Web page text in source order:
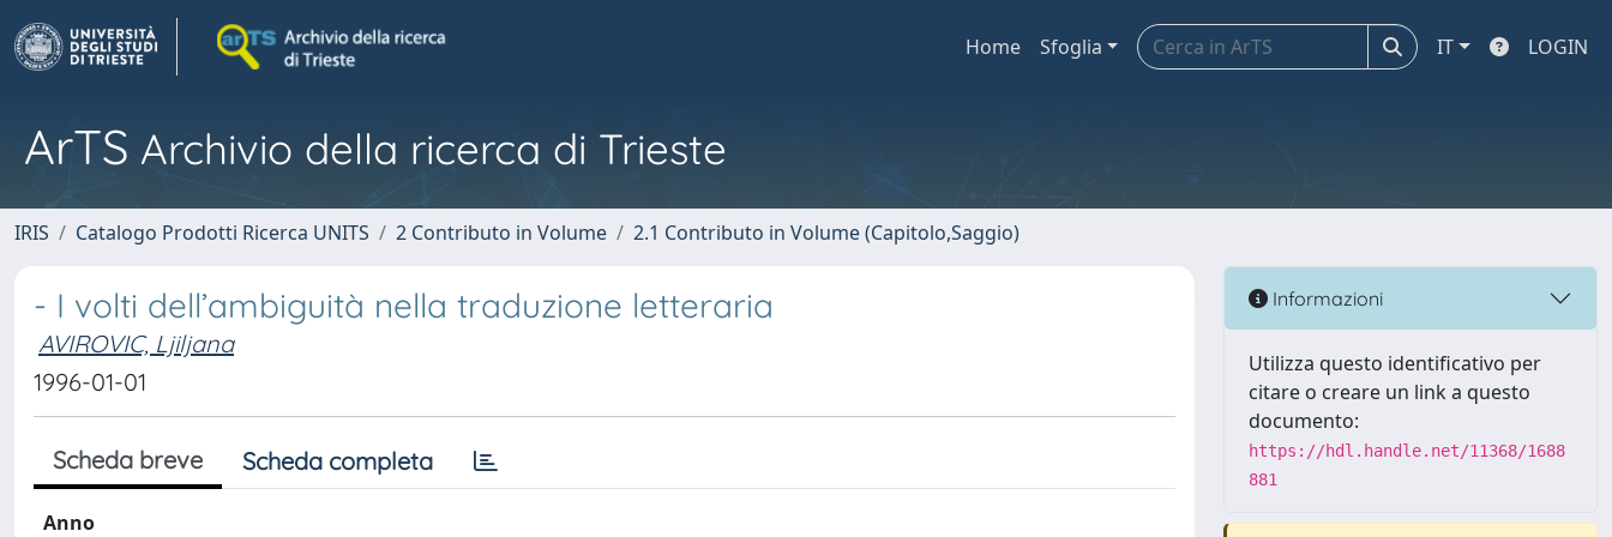
Home Sfoglia IT LOGIN
ArTS Archivio della ricerca di Trieste
IRIS Catalogo Prodotti Ricerca UNITS 2 Contributo in Volume 2.1 Contributo in Volume (Capitolo,Saggio)
- I volti dell’ambiguità nella traduzione letteraria
AVIROVIC, Ljiljana
1996-01-01
Scheda breve Scheda completa
Anno
Informazioni
Utilizza questo identificativo per
citare o creare un link a questo
documento:
https://hdl.handle.net/11368/1688
881